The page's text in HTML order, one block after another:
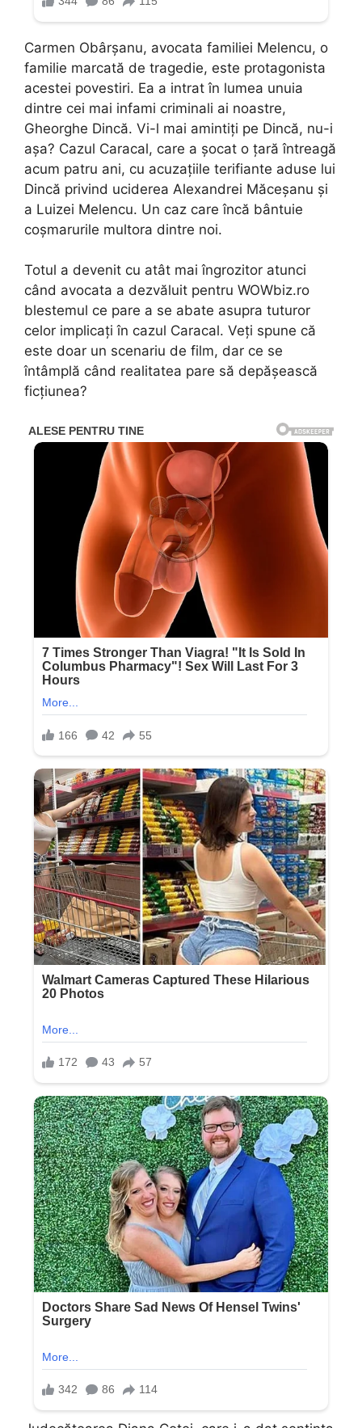
Carmen Obârșanu, avocata familiei Melencu, o
familie marcată de tragedie, este protagonista
acestei povestiri. Ea a intrat în lumea unuia
dintre cei mai infami criminali ai noastre,
Gheorghe Dincă. Vi-l mai amintiți pe Dincă, nu-i
așa? Cazul Caracal, care a șocat o țară întreagă
acum patru ani, cu acuzațiile terifiante aduse lui
Dincă privind uciderea Alexandrei Măceșanu și
a Luizei Melencu. Un caz care încă bântuie
coșmarurile multora dintre noi.
Totul a devenit cu atât mai îngrozitor atunci
când avocata a dezvăluit pentru WOWbiz.ro
blestemul ce pare a se abate asupra tuturor
celor implicați în cazul Caracal. Veți spune că
este doar un scenariu de film, dar ce se
întâmplă când realitatea pare să depășească
ficțiunea?